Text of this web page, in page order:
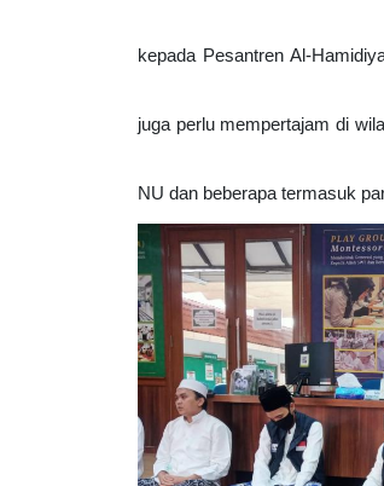
kepada Pesantren Al-
juga perlu mempertajam di
NU dan beberapa termasuk